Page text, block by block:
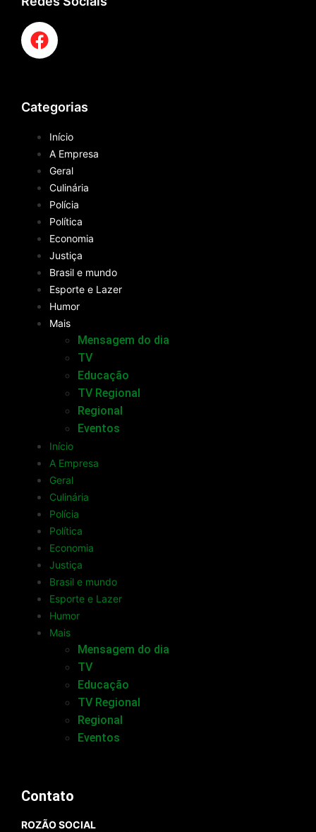
Categorias
Início
A Empresa
Geral
Culinária
Polícia
Política
Economia
Justiça
Brasil e mundo
Esporte e Lazer
Humor
Mais
Mensagem do dia
TV
Educação
TV Regional
Regional
Eventos
Início
A Empresa
Geral
Culinária
Polícia
Política
Economia
Justiça
Brasil e mundo
Esporte e Lazer
Humor
Mais
Mensagem do dia
TV
Educação
TV Regional
Regional
Eventos
Contato
ROZÃO SOCIAL